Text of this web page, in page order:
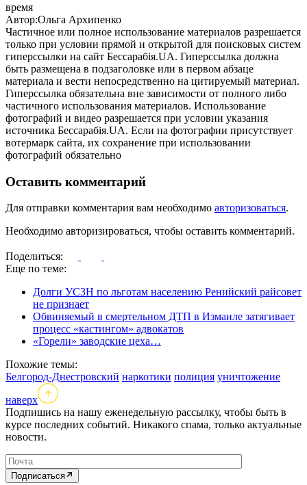
время
Автор:Ольга Архипенко
Частичное или полное использование материалов разрешается
только при условии прямой и открытой для поисковых систем
гиперссылки на сайт Бессарабія.UA. Гиперссылка должна
быть размещена в подзаголовке или в первом абзаце
материала и вести непосредственно на цитируемый материал.
Гиперссылка обязательна вне зависимости от полного либо
частичного использования материалов. Использование
фотографий и видео разрешается при условии указания
источника Бессарабія.UA. Если на фотографии присутствует
вотермарк сайта, их сохранение при использовании
фотографий обязательно
Оставить комментарий
Для отправки комментария вам необходимо авторизоваться.
Необходимо авторизироваться, чтобы оставить комментарий.
Поделиться:
Еще по теме:
Долги УСЗН по льготам населению Ренийский райсовет
не признает
Обвиняемый в смертельном ДТП в Измаиле затягивает
процесс «кастингом» адвокатов
«Горели» заводские цеха…
Похожие темы:
Белгород-Днестровский наркотики полиция уничтожение
наверх
Подпишись на нашу еженедельную рассылку, чтобы быть в
курсе последних событий. Никакого спама, только актуальные
новости.
Подписаться